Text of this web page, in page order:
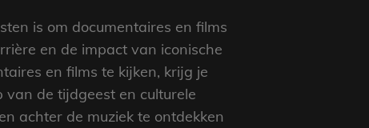
is om documentaires en films
en de impact van iconische
en films te kijken, krijg je
van de tijdgeest en culturele
achter de muziek te ontdekken